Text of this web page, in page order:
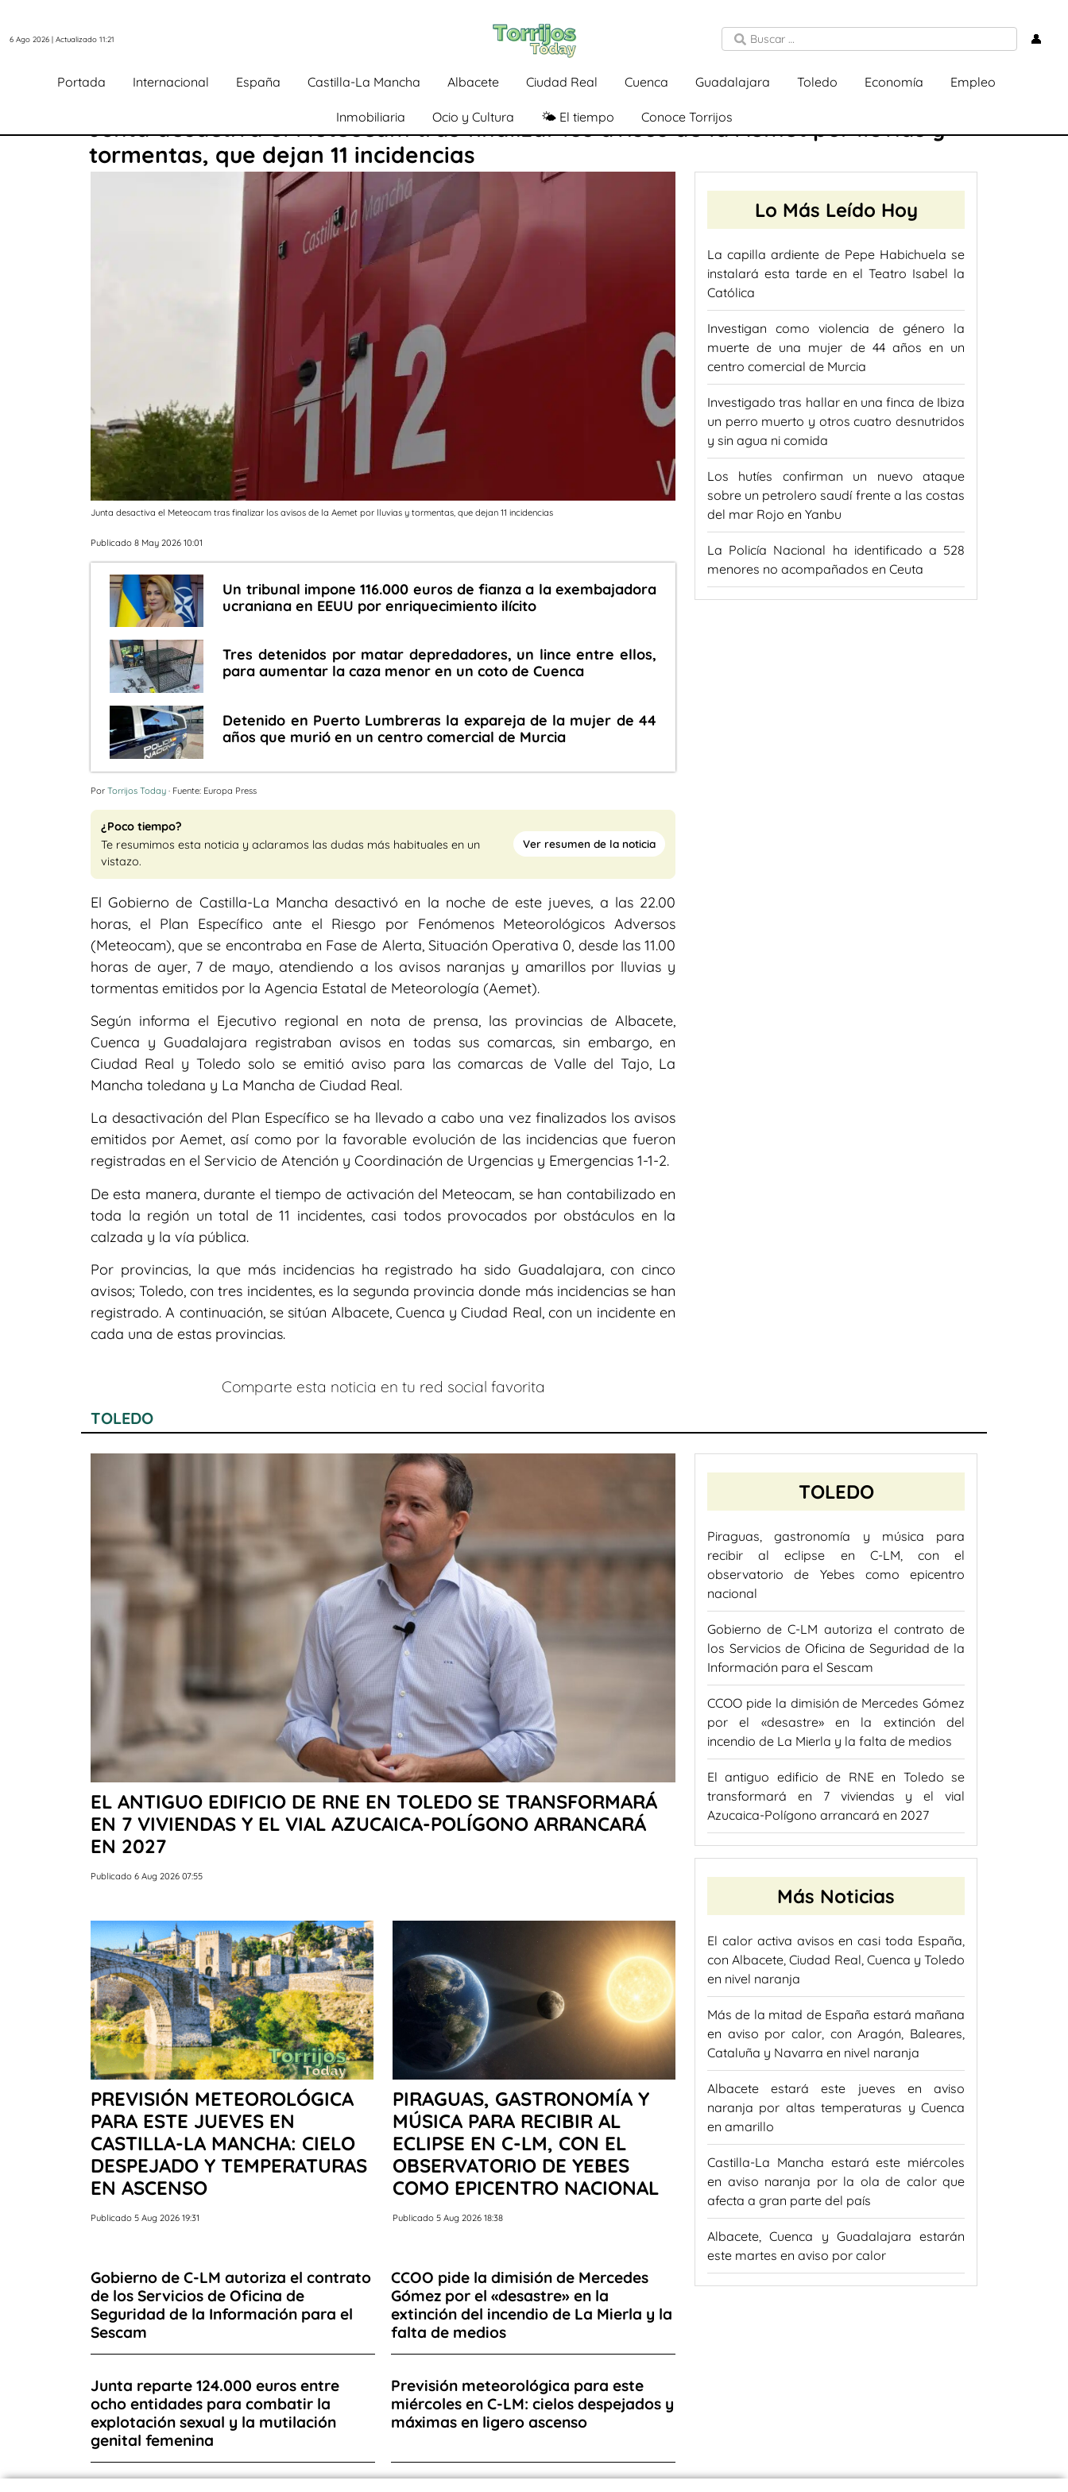
6 Ago 2026 | Actualizado 11:21 👤
Portada Internacional España Castilla-La Mancha Albacete Ciudad Real Cuenca Guadalajara Toledo Economía Empleo
Inmobiliaria Ocio y Cultura 🌤️ El tiempo Conoce Torrijos
Junta desactiva el Meteocam tras finalizar los avisos de la Aemet por lluvias y
tormentas, que dejan 11 incidencias
Junta desactiva el Meteocam tras finalizar los avisos de la Aemet por lluvias y tormentas, que dejan 11 incidencias
Publicado 8 May 2026 10:01
Un tribunal impone 116.000 euros de fianza a la exembajadora
ucraniana en EEUU por enriquecimiento ilícito
Tres detenidos por matar depredadores, un lince entre ellos,
para aumentar la caza menor en un coto de Cuenca
Detenido en Puerto Lumbreras la expareja de la mujer de 44
años que murió en un centro comercial de Murcia
Por Torrijos Today · Fuente: Europa Press
¿Poco tiempo?
Te resumimos esta noticia y aclaramos las dudas más habituales en un
vistazo.
Ver resumen de la noticia
El Gobierno de Castilla-La Mancha desactivó en la noche de este jueves, a las 22.00
horas, el Plan Específico ante el Riesgo por Fenómenos Meteorológicos Adversos
(Meteocam), que se encontraba en Fase de Alerta, Situación Operativa 0, desde las 11.00
horas de ayer, 7 de mayo, atendiendo a los avisos naranjas y amarillos por lluvias y
tormentas emitidos por la Agencia Estatal de Meteorología (Aemet).
Según informa el Ejecutivo regional en nota de prensa, las provincias de Albacete,
Cuenca y Guadalajara registraban avisos en todas sus comarcas, sin embargo, en
Ciudad Real y Toledo solo se emitió aviso para las comarcas de Valle del Tajo, La
Mancha toledana y La Mancha de Ciudad Real.
La desactivación del Plan Específico se ha llevado a cabo una vez finalizados los avisos
emitidos por Aemet, así como por la favorable evolución de las incidencias que fueron
registradas en el Servicio de Atención y Coordinación de Urgencias y Emergencias 1-1-2.
De esta manera, durante el tiempo de activación del Meteocam, se han contabilizado en
toda la región un total de 11 incidentes, casi todos provocados por obstáculos en la
calzada y la vía pública.
Por provincias, la que más incidencias ha registrado ha sido Guadalajara, con cinco
avisos; Toledo, con tres incidentes, es la segunda provincia donde más incidencias se han
registrado. A continuación, se sitúan Albacete, Cuenca y Ciudad Real, con un incidente en
cada una de estas provincias.
Comparte esta noticia en tu red social favorita
Lo Más Leído Hoy
La capilla ardiente de Pepe Habichuela se
instalará esta tarde en el Teatro Isabel la
Católica
Investigan como violencia de género la
muerte de una mujer de 44 años en un
centro comercial de Murcia
Investigado tras hallar en una finca de Ibiza
un perro muerto y otros cuatro desnutridos
y sin agua ni comida
Los hutíes confirman un nuevo ataque
sobre un petrolero saudí frente a las costas
del mar Rojo en Yanbu
La Policía Nacional ha identificado a 528
menores no acompañados en Ceuta
TOLEDO
EL ANTIGUO EDIFICIO DE RNE EN TOLEDO SE TRANSFORMARÁ
EN 7 VIVIENDAS Y EL VIAL AZUCAICA-POLÍGONO ARRANCARÁ
EN 2027
Publicado 6 Aug 2026 07:55
PREVISIÓN METEOROLÓGICA
PARA ESTE JUEVES EN
CASTILLA-LA MANCHA: CIELO
DESPEJADO Y TEMPERATURAS
EN ASCENSO
Publicado 5 Aug 2026 19:31
PIRAGUAS, GASTRONOMÍA Y
MÚSICA PARA RECIBIR AL
ECLIPSE EN C-LM, CON EL
OBSERVATORIO DE YEBES
COMO EPICENTRO NACIONAL
Publicado 5 Aug 2026 18:38
Gobierno de C-LM autoriza el contrato
de los Servicios de Oficina de
Seguridad de la Información para el
Sescam
CCOO pide la dimisión de Mercedes
Gómez por el «desastre» en la
extinción del incendio de La Mierla y la
falta de medios
Junta reparte 124.000 euros entre
ocho entidades para combatir la
explotación sexual y la mutilación
genital femenina
Previsión meteorológica para este
miércoles en C-LM: cielos despejados y
máximas en ligero ascenso
TOLEDO
Piraguas, gastronomía y música para
recibir al eclipse en C-LM, con el
observatorio de Yebes como epicentro
nacional
Gobierno de C-LM autoriza el contrato de
los Servicios de Oficina de Seguridad de la
Información para el Sescam
CCOO pide la dimisión de Mercedes Gómez
por el «desastre» en la extinción del
incendio de La Mierla y la falta de medios
El antiguo edificio de RNE en Toledo se
transformará en 7 viviendas y el vial
Azucaica-Polígono arrancará en 2027
Más Noticias
El calor activa avisos en casi toda España,
con Albacete, Ciudad Real, Cuenca y Toledo
en nivel naranja
Más de la mitad de España estará mañana
en aviso por calor, con Aragón, Baleares,
Cataluña y Navarra en nivel naranja
Albacete estará este jueves en aviso
naranja por altas temperaturas y Cuenca
en amarillo
Castilla-La Mancha estará este miércoles
en aviso naranja por la ola de calor que
afecta a gran parte del país
Albacete, Cuenca y Guadalajara estarán
este martes en aviso por calor